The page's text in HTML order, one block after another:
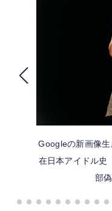
Googleの新画像
在日本アイドル史
部